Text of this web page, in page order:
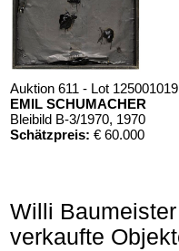
Auktion 611 - Lot 125001019
EMIL SCHUMACHER
Bleibild B-3/1970, 1970
Schätzpreis: € 60.000
Willi
verkaufte